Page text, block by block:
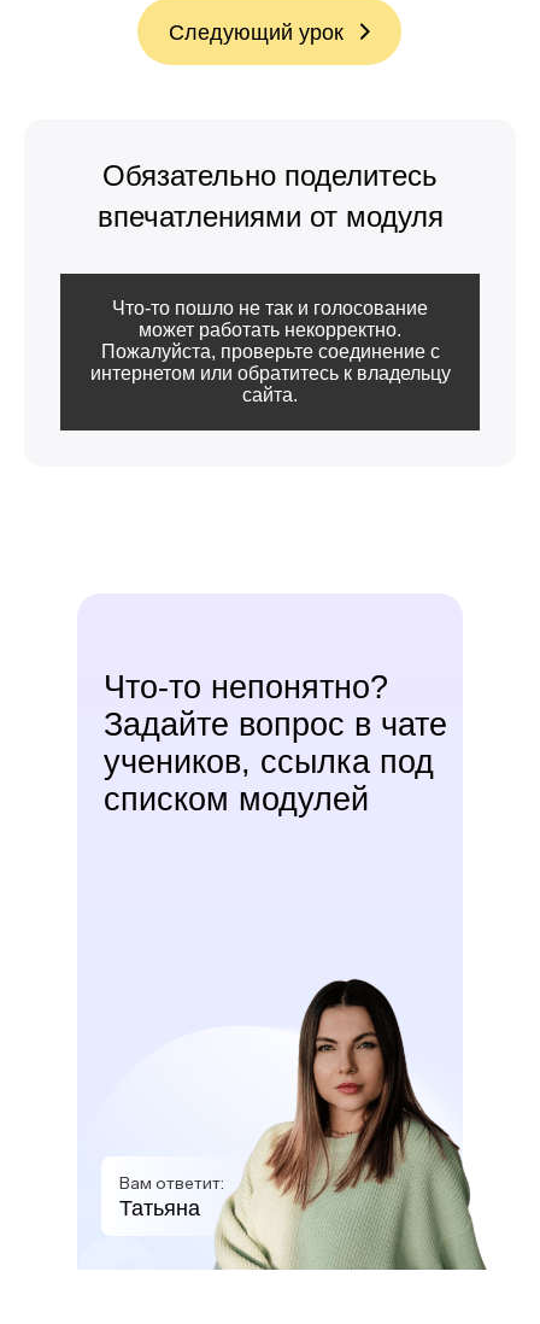
Следующий урок
Обязательно поделитесь
впечатлениями от модуля
Что-то пошло не так и голосование
может работать некорректно.
Пожалуйста, проверьте соединение с
интернетом или обратитесь к владельцу
сайта.
Что-то непонятно?
Задайте вопрос в чате
учеников, ссылка под
списком модулей
Вам ответит:
Татьяна